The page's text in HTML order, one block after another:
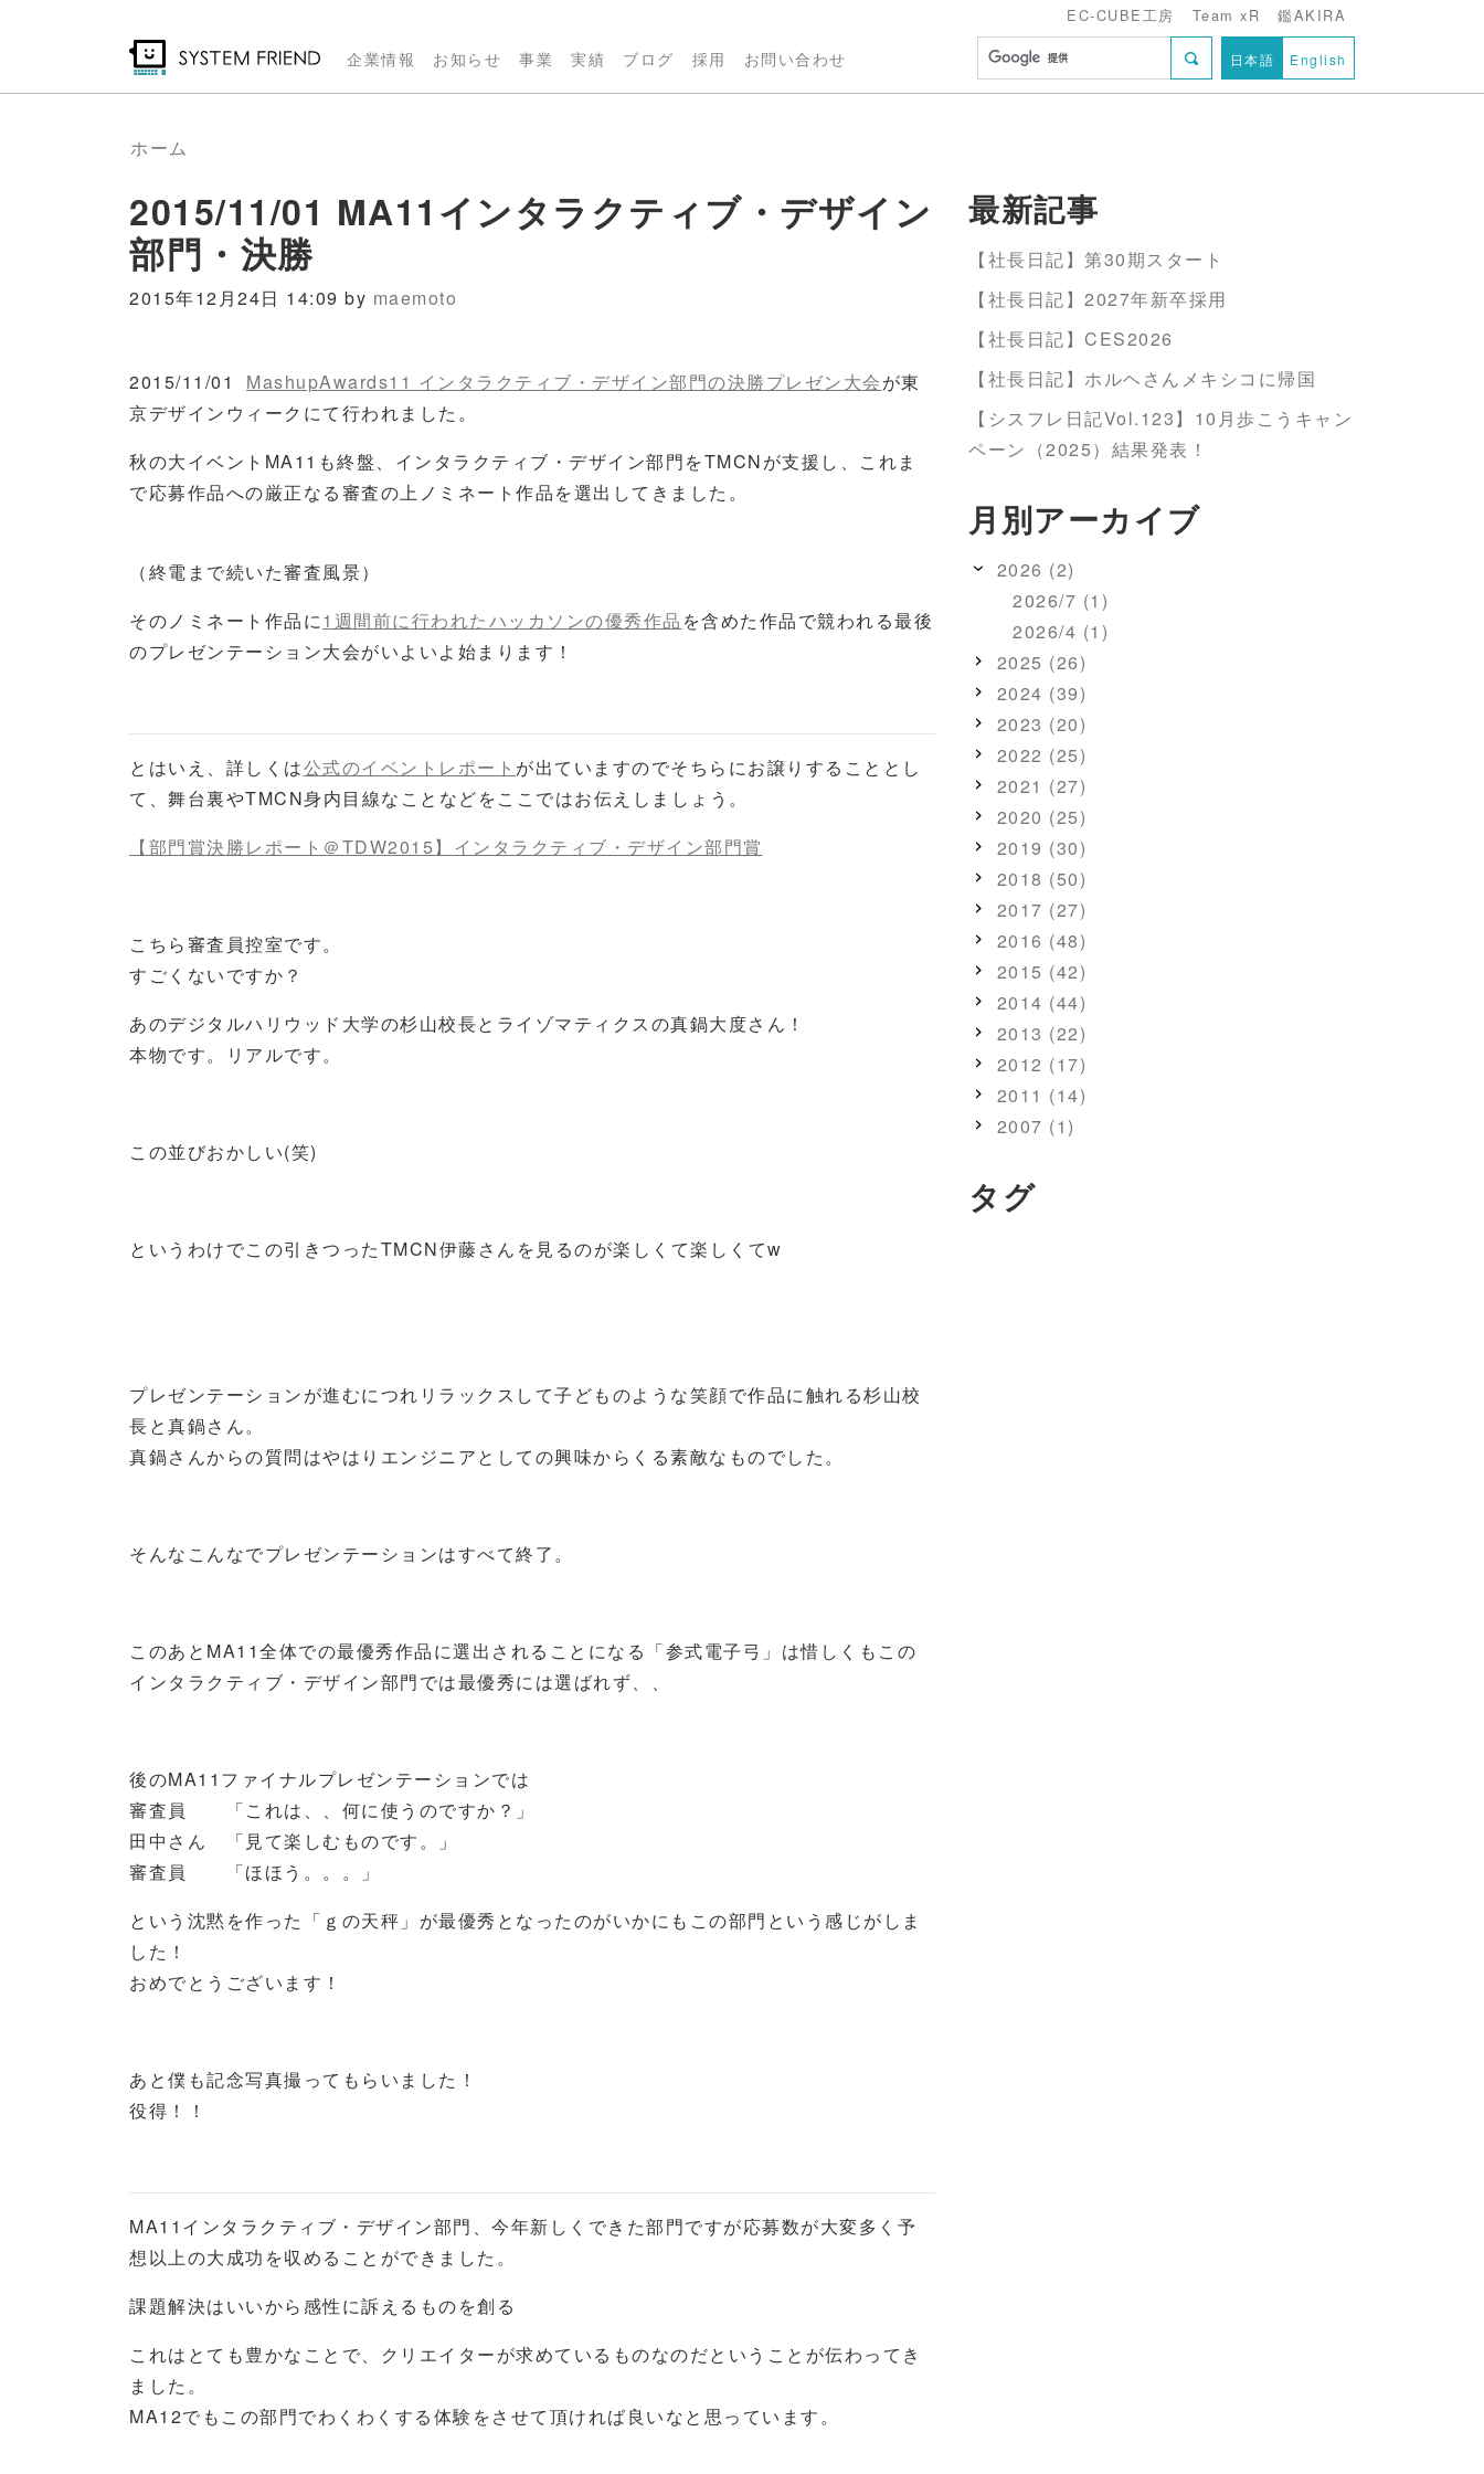
EC-CUBE工房 Team xR 鑑AKIRA
企業情報 お知らせ 事業 実績 ブログ 採用 お問い合わせ 日本語 English
ホーム
2015/11/01 MA11インタラクティブ・デザイン
部門・決勝
2015年12月24日 14:09 by maemoto
2015/11/01 MashupAwards11 インタラクティブ・デザイン部門の決勝プレゼン大会が東
京デザインウィークにて行われました。
秋の大イベントMA11も終盤、インタラクティブ・デザイン部門をTMCNが支援し、これま
で応募作品への厳正なる審査の上ノミネート作品を選出してきました。
（終電まで続いた審査風景）
そのノミネート作品に1週間前に行われたハッカソンの優秀作品 を含めた作品で競われる最後
のプレゼンテーション大会がいよいよ始まります！
とはいえ、詳しくは公式のイベントレポート が出ていますのでそちらにお譲りすることとし
て、舞台裏やTMCN身内目線なことなどをここではお伝えしましょう。
【部門賞決勝レポート＠TDW2015】インタラクティブ・デザイン部門賞
こちら審査員控室です。
すごくないですか？
あのデジタルハリウッド大学の杉山校長とライゾマティクスの真鍋大度さん！
本物です。リアルです。
この並びおかしい(笑)
というわけでこの引きつったTMCN伊藤さんを見るのが楽しくて楽しくてw
プレゼンテーションが進むにつれリラックスして子どものような笑顔で作品に触れる杉山校
長と真鍋さん。
真鍋さんからの質問はやはりエンジニアとしての興味からくる素敵なものでした。
そんなこんなでプレゼンテーションはすべて終了。
このあとMA11全体での最優秀作品に選出されることになる「参式電子弓」は惜しくもこの
インタラクティブ・デザイン部門では最優秀には選ばれず、、
後のMA11ファイナルプレゼンテーションでは
審査員 「これは、、何に使うのですか？」
田中さん 「見て楽しむものです。」
審査員 「ほほう。。。」
という沈黙を作った「ｇの天秤」が最優秀となったのがいかにもこの部門という感じがしま
した！
おめでとうございます！
あと僕も記念写真撮ってもらいました！
役得！！
MA11インタラクティブ・デザイン部門、今年新しくできた部門ですが応募数が大変多く予
想以上の大成功を収めることができました。
課題解決はいいから感性に訴えるものを創る
これはとても豊かなことで、クリエイターが求めているものなのだということが伝わってき
ました。
MA12でもこの部門でわくわくする体験をさせて頂ければ良いなと思っています。
最新記事
【社長日記】第30期スタート
【社長日記】2027年新卒採用
【社長日記】CES2026
【社長日記】ホルヘさんメキシコに帰国
【シスフレ日記Vol.123】10月歩こうキャン
ペーン（2025）結果発表！
月別アーカイブ
2026 (2)
2026/7 (1)
2026/4 (1)
2025 (26)
2024 (39)
2023 (20)
2022 (25)
2021 (27)
2020 (25)
2019 (30)
2018 (50)
2017 (27)
2016 (48)
2015 (42)
2014 (44)
2013 (22)
2012 (17)
2011 (14)
2007 (1)
タグ